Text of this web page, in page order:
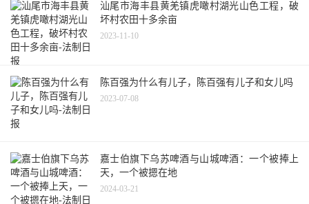
汕尾市海丰县黄羌镇虎噉村湖光山色工程，破
坏村农田十多余亩
2023-11-10
陈百强为什么有儿子，陈百强有儿子和女儿吗
2023-07-08
嘉士伯旗下乌苏啤酒与山城啤酒：一个被捧上
天，一个被摁在地
2024-03-21